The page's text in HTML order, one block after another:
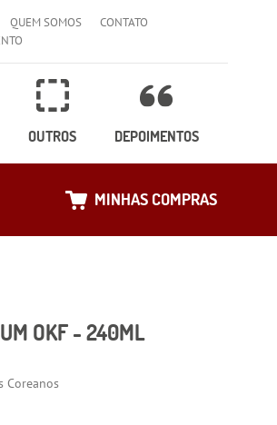
QUEM SOMOS
CONTATO
OUTROS DEPOIMENTOS
MINHAS COMPRAS
OKF - 240ML
Coreanos